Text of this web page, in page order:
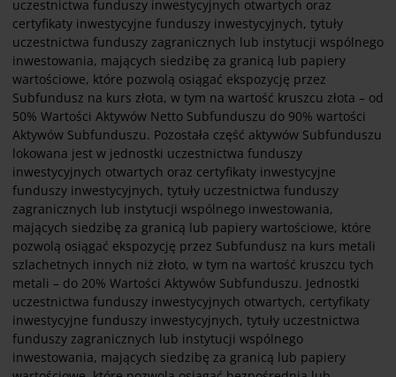
uczestnictwa funduszy inwestycyjnych otwartych oraz
certyfikaty inwestycyjne funduszy inwestycyjnych, tytuły
uczestnictwa funduszy zagranicznych lub instytucji wspólnego
inwestowania, mających siedzibę za granicą lub papiery
wartościowe, które pozwolą osiągać ekspozycję przez
Subfundusz na kurs złota, w tym na wartość kruszcu złota – od
50% Wartości Aktywów Netto Subfunduszu do 90% wartości
Aktywów Subfunduszu. Pozostała część aktywów Subfunduszu
lokowana jest w jednostki uczestnictwa funduszy
inwestycyjnych otwartych oraz certyfikaty inwestycyjne
funduszy inwestycyjnych, tytuły uczestnictwa funduszy
zagranicznych lub instytucji wspólnego inwestowania,
mających siedzibę za granicą lub papiery wartościowe, które
pozwolą osiągać ekspozycję przez Subfundusz na kurs metali
szlachetnych innych niż złoto, w tym na wartość kruszcu tych
metali – do 20% Wartości Aktywów Subfunduszu. Jednostki
uczestnictwa funduszy inwestycyjnych otwartych, certyfikaty
inwestycyjne funduszy inwestycyjnych, tytuły uczestnictwa
funduszy zagranicznych lub instytucji wspólnego
inwestowania, mających siedzibę za granicą lub papiery